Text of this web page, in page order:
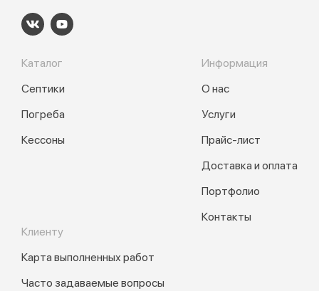
Каталог
Септики
Погреба
Кессоны
Информация
О нас
Услуги
Прайс-лист
Доставка и оплата
Портфолио
Контакты
Клиенту
Карта выполненных работ
Часто задаваемые вопросы